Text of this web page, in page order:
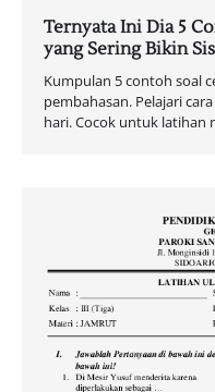
Ternyata Ini Dia 5
yang Sering Bikin
Kumpulan 5 contoh soal
pembahasan. Pelajari
hari. Cocok untuk latihan